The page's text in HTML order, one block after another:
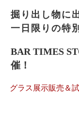
掘り出し物に
一日限りの特
BAR TIMES
催！
グラス展示販売＆